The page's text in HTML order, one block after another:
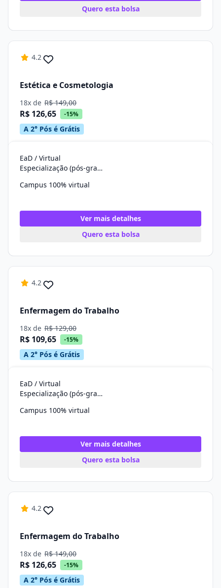
Quero esta bolsa
4.2
Estética e Cosmetologia
18x de R$ 149,00
R$ 126,65 -15%
A 2° Pós é Grátis
EaD / Virtual
Especialização (pós-graduação)
Campus 100% virtual
Ver mais detalhes
Quero esta bolsa
4.2
Enfermagem do Trabalho
18x de R$ 129,00
R$ 109,65 -15%
A 2° Pós é Grátis
EaD / Virtual
Especialização (pós-graduação)
Campus 100% virtual
Ver mais detalhes
Quero esta bolsa
4.2
Enfermagem do Trabalho
18x de R$ 149,00
R$ 126,65 -15%
A 2° Pós é Grátis